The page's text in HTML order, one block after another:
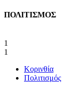
ΠΟΛΙΤΙΣΜΟΣ
1
1
Κορινθία
Πολιτισμός